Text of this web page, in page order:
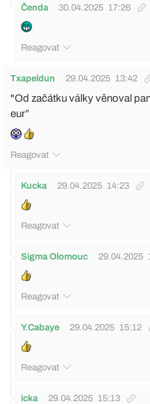
Čenda 30.04.2025 17:26
Reagovat
Txapeldun 29.04.2025 13:42
"Od začátku války věnoval
eur”
Reagovat
Kucka 29.04.2025 14:23
Reagovat
Sigma Olomouc 29.04.2025
Reagovat
Y.Cabaye 29.04.2025 15:12
Reagovat
icka 29.04.2025 15:13